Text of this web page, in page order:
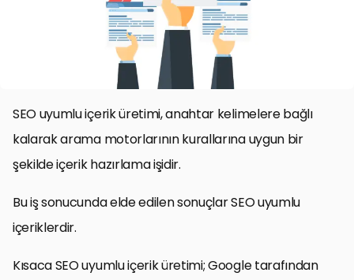
SEO uyumlu içerik üretimi, anahtar kelimelere bağlı
kalarak arama motorlarının kurallarına uygun bir
şekilde içerik hazırlama işidir.
Bu iş sonucunda elde edilen sonuçlar SEO uyumlu
içeriklerdir.
Kısaca SEO uyumlu içerik üretimi; Google tarafından